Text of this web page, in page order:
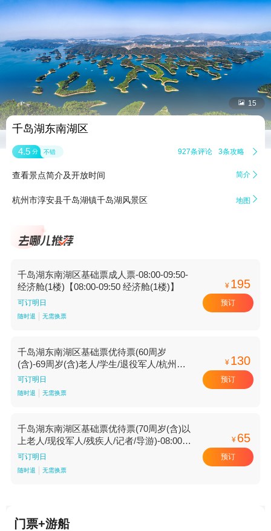
 15
千岛湖东南湖区
4.5 分 不错 927条评论 3条攻略 
查看景点简介及开放时间 简介 
杭州市淳安县千岛湖镇千岛湖风景区 地图 
千岛湖东南湖区基础票成人票-08:00-09:50-
经济舱(1楼)【08:00-09:50 经济舱(1楼)】
可订明日
随时退 无需换票
¥ 195
预订
千岛湖东南湖区基础票优待票(60周岁
(含)-69周岁(含)老人/学生/退役军人/杭州市
见义勇为人员)-10:00-13:20-经济舱(1楼)
【10:00-13:20 经济舱(1楼)】
可订明日
随时退 无需换票
¥ 130
预订
千岛湖东南湖区基础票优待票(70周岁(含)以
上老人/现役军人/残疾人/记者/导游)-08:00-
09:50-经济舱(1楼)【08:00-09:50 经济舱(1
楼)】
可订明日
随时退 无需换票
¥ 65
预订
门票+游船
